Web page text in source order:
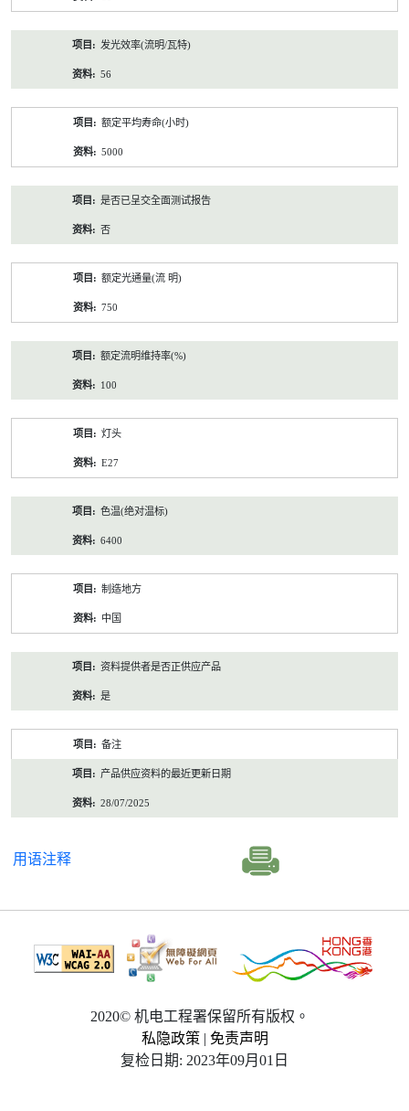
发光效率(流明/瓦特)
56
额定平均寿命(小时)
5000
是否已呈交全面测试报告
否
额定光通量(流 明)
750
额定流明维持率(%)
100
灯头
E27
色温(绝对温标)
6400
制造地方
中国
资料提供者是否正供应产品
是
备注
产品供应资料的最近更新日期
28/07/2025
用语注释
2020© 机电工程署保留所有版权。
私隐政策 | 免责声明
复检日期: 2023年09月01日